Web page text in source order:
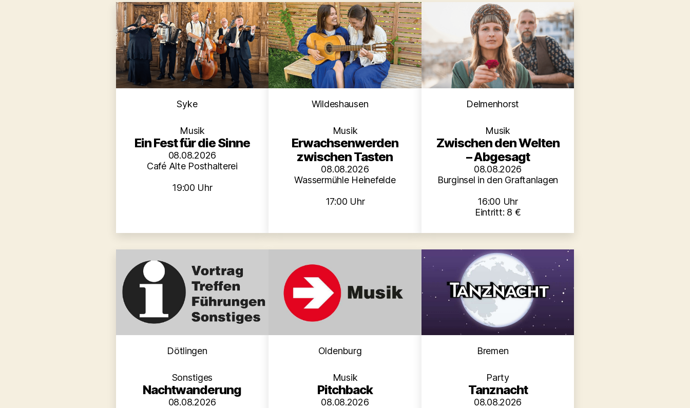
Kategorien
Syke
Musik
Ein Fest für die Sinne
08.08.2026
Café Alte Posthalterei
19:00 Uhr
Kategorien
Wildeshausen
Musik
Erwachsenwerden
zwischen Tasten
08.08.2026
Wassermühle Heinefelde
17:00 Uhr
Kategorien
Delmenhorst
Musik
Zwischen den Welten
– Abgesagt
08.08.2026
Burginsel in den Graftanlagen
16:00 Uhr
Eintritt: 8 €
Kategorien
Dötlingen
Sonstiges
Nachtwanderung
08.08.2026
Kategorien
Oldenburg
Musik
Pitchback
08.08.2026
Kategorien
Bremen
Party
Tanznacht
08.08.2026